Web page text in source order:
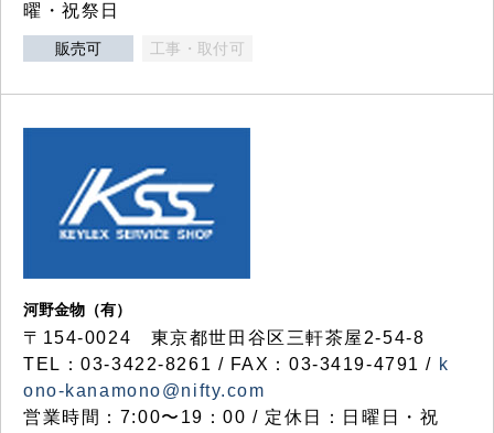
曜・祝祭日
販売可 工事・取付可
河野金物（有）
〒154-0024 東京都世田谷区三軒茶屋2-54-8
TEL：03-3422-8261 / FAX：03-3419-4791 / k
ono-kanamono@nifty.com
営業時間：7:00〜19：00 / 定休日：日曜日・祝